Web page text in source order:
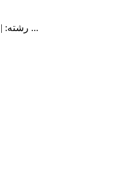
رشته: |طراحی و نقاشی|نقاشیخط|مجس ...